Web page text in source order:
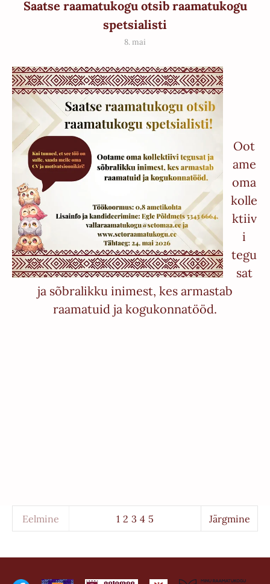
Saatse raamatukogu otsib raamatukogu
spetsialisti
8. mai
Oot
ame
oma
kolle
ktiiv
i
tegu
sat
ja sõbralikku inimest, kes armastab
raamatuid ja kogukonnatööd.
Eelmine 1 2 3 4 5 Järgmine